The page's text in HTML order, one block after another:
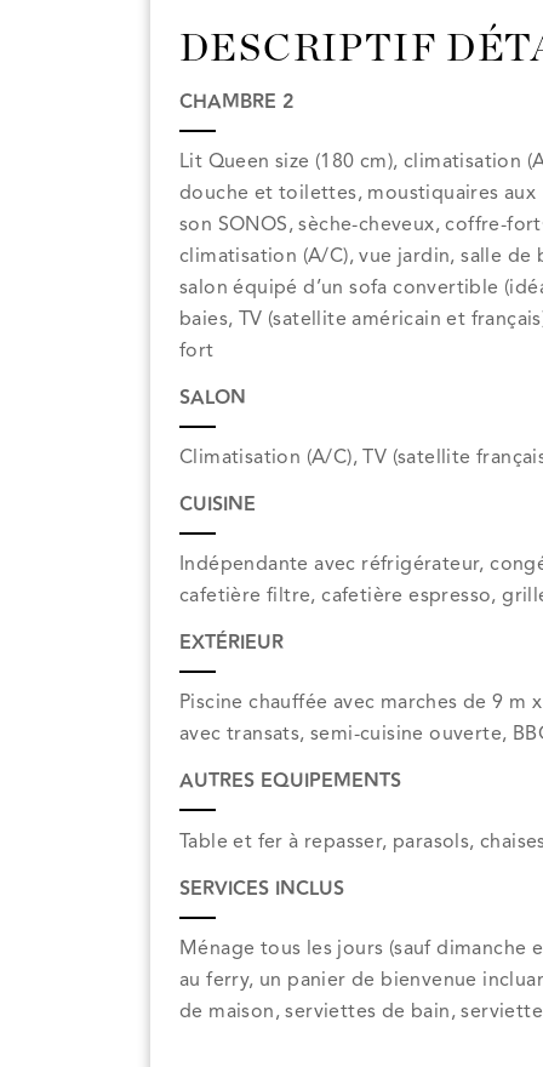
DESCRIPTIF
CHAMBRE 2
Lit Queen size (180 cm), climatisation
douche et toilettes, moustiquaires aux
son SONOS, sèche-cheveux, coffre-
climatisation (A/C), vue jardin, salle
salon équipé d’un sofa convertible
baies, TV (satellite américain et
fort
SALON
Climatisation (A/C), TV (satellite
CUISINE
Indépendante avec réfrigérateur,
cafetière filtre, cafetière espresso,
EXTÉRIEUR
Piscine chauffée avec marches de 9 m
avec transats, semi-cuisine ouverte,
AUTRES EQUIPEMENTS
Table et fer à repasser, parasols,
SERVICES INCLUS
Ménage tous les jours (sauf
au ferry, un panier de bienvenue
de maison, serviettes de bain,